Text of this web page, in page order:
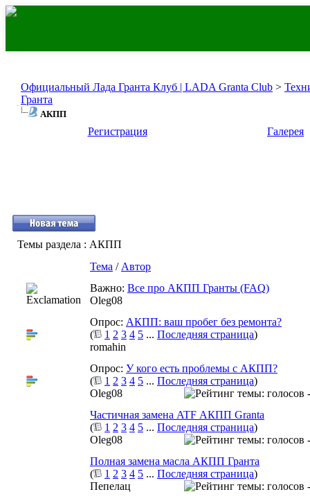
Официальный Лада Гранта Клуб | LADA Granta Club >
Гранта
АКПП
Регистрация Галерея
Темы раздела : АКПП
Тема / Автор
Важно: Все про АКПП Гранты (FAQ)
Oleg08
Опрос: АКПП: ваш пробег без ремонта?
(
1 2 3 4 5 ... Последняя страница)
romahin
Опрос: У кого есть проблемы с АКПП?
(
1 2 3 4 5 ... Последняя страница)
Oleg08
Частичная замена ATF АКПП Granta
(
1 2 3 4 5 ... Последняя страница)
Oleg08
Полная замена масла АКПП Гранта
(
1 2 3 4 5 ... Последняя страница)
Пепелац